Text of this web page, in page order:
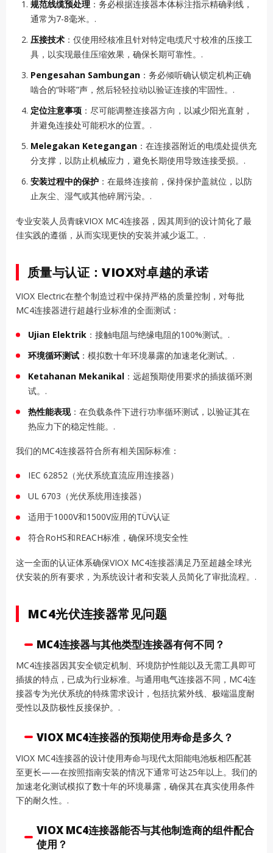
规范线缆预处理 ：务必根据连接器本体标注指示精确剥线，
通常为7-8毫米。.
压接技术 ：仅使用经核准且针对特定电缆尺寸校准的压接工
具，以实现最佳压缩效果，确保长期可靠性。.
Pengesahan Sambungan ：务必倾听确认锁定机构正确
啮合的“咔嗒”声，然后轻轻拉动以验证连接的牢固性。.
定位注意事项 ：尽可能调整连接器方向，以减少阳光直射，
并避免连接处可能积水的位置。.
Melegakan Ketegangan ：在连接器附近的电缆处提供充
分支撑，以防止机械应力，避免长期使用导致连接受损。.
安装过程中的保护 ：在最终连接前，保持保护盖就位，以防
止灰尘、湿气或其他碎屑污染。.
专业安装人员青睐VIOX MC4连接器，因其周到的设计简化了最
佳实践的遵循，从而实现更快的安装并减少返工。.
质量与认证：VIOX对卓越的承诺
VIOX Electric在整个制造过程中保持严格的质量控制，对每批
MC4连接器进行超越行业标准的全面测试：
Ujian Elektrik ：接触电阻与绝缘电阻的100%测试。.
环境循环测试 ：模拟数十年环境暴露的加速老化测试。.
Ketahanan Mekanikal ：远超预期使用要求的插拔循环测
试。.
热性能表现：在负载条件下进行功率循环测试，以验证其在
热应力下的稳定性能。.
我们的MC4连接器符合所有相关国际标准：
IEC 62852（光伏系统直流应用连接器）
UL 6703（光伏系统用连接器）
适用于1000V和1500V应用的TÜV认证
符合RoHS和REACH标准，确保环境安全性
这一全面的认证体系确保VIOX MC4连接器满足乃至超越全球光
伏安装的所有要求，为系统设计者和安装人员简化了审批流程。.
MC4光伏连接器常见问题
MC4连接器与其他类型连接器有何不同？
MC4连接器因其安全锁定机制、环境防护性能以及无需工具即可
插拔的特点，已成为行业标准。与通用电气连接器不同，MC4连
接器专为光伏系统的特殊需求设计，包括抗紫外线、极端温度耐
受性以及防极性反接保护。.
VIOX MC4连接器的预期使用寿命是多久？
VIOX MC4连接器的设计使用寿命与现代太阳能电池板相匹配甚
至更长——在按照指南安装的情况下通常可达25年以上。我们的
加速老化测试模拟了数十年的环境暴露，确保其在真实使用条件
下的耐久性。.
VIOX MC4连接器能否与其他制造商的组件配合
使用？